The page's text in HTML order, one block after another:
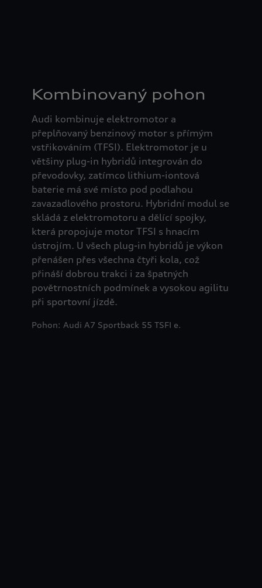
Kombinovaný pohon
Audi kombinuje elektromotor a
přeplňovaný benzinový motor s přímým
vstřikováním (TFSI). Elektromotor je u
většiny plug-in hybridů integrován do
převodovky, zatímco lithium-iontová
baterie má své místo pod podlahou
zavazadlového prostoru. Hybridní modul se
skládá z elektromotoru a dělící spojky,
která propojuje motor TFSI s hnacím
ústrojím. U všech plug-in hybridů je výkon
přenášen přes všechna čtyři kola, což
přináší dobrou trakci i za špatných
povětrnostních podmínek a vysokou agilitu
při sportovní jízdě.
Pohon: Audi A7 Sportback 55 TSFI e.